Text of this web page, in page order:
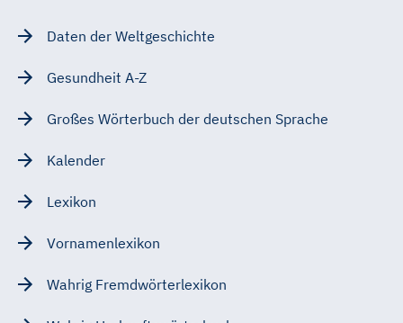
Daten der Weltgeschichte
Gesundheit A-Z
Großes Wörterbuch der deutschen Sprache
Kalender
Lexikon
Vornamenlexikon
Wahrig Fremdwörterlexikon